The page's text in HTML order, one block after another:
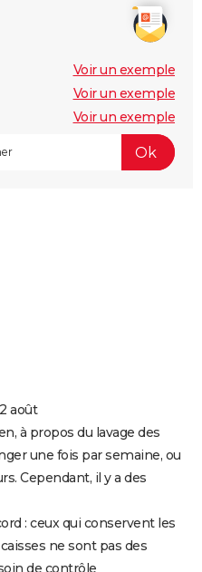
Voir un exemple
Voir un exemple
Voir un exemple
août
à propos du lavage des
une fois par semaine, ou
Cependant, il y a des
: ceux qui conservent les
ne sont pas des
de contrôle